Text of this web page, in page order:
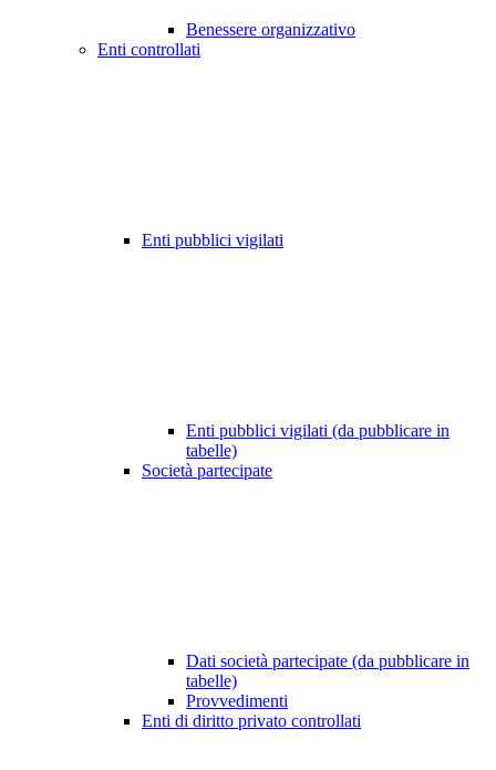
Benessere organizzativo
Enti controllati
Enti pubblici vigilati
Enti pubblici vigilati (da pubblicare in
tabelle)
Società partecipate
Dati società partecipate (da pubblicare in
tabelle)
Provvedimenti
Enti di diritto privato controllati